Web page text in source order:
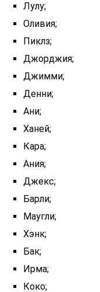
Лулу;
Оливия;
Пиклз;
Джорджия;
Джимми;
Денни;
Ани;
Ханей;
Кара;
Ания;
Джекс;
Барли;
Маугли;
Хэнк;
Бак;
Ирма;
Коко;